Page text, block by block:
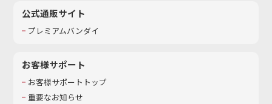
公式通販サイト
プレミアムバンダイ
お客様サポート
お客様サポートトップ
重要なお知らせ